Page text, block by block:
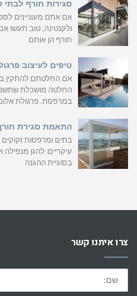
סגירות חורף
אם אתם מעוניינים
ולקנטינה, טוב תעשו
חורף הן אותם
טיפים לעיצוב
אם החלטתם להתקין
החלטה מושכלת
במרפסת. פרגולת
התאמת סגירת
בתים ומרפסות
עיקריים: להגן מנפילה
בסוגיית ההגנה
צרו איתנו קשר
שם: